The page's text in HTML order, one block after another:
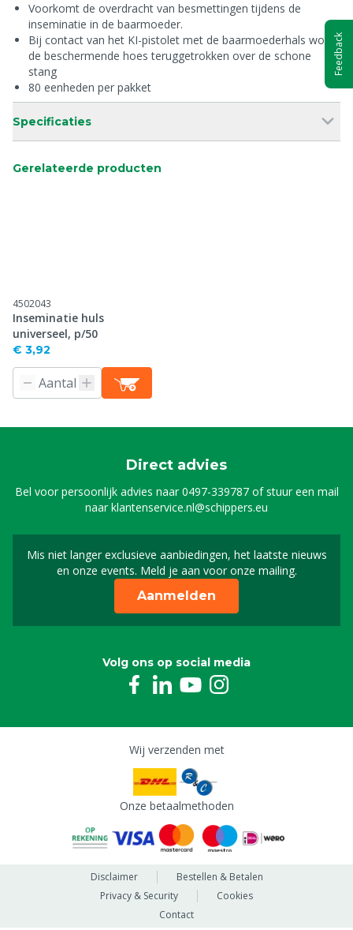
Voorkomt de overdracht van besmettingen tijdens de
inseminatie in de baarmoeder.
Bij contact van het KI-pistolet met de baarmoederhals wordt
de beschermende hoes teruggetrokken over de schone
stang
80 eenheden per pakket
Specificaties
Gerelateerde producten
4502043
Inseminatie huls
universeel, p/50
€ 3,92
Direct advies
Bel voor persoonlijk advies naar0497-339787of stuur een mail
naarklantenservice.nl@schippers.eu
Mis niet langer exclusieve aanbiedingen, het laatste nieuws
en onze events. Meld je aan voor onze mailing.
Schrijf je in voor onze
Aanmelden
Volg ons op social media
Wij verzenden met
Onze betaalmethoden
Disclaimer
Bestellen & Betalen
Privacy & Security
Cookies
Contact
Feedback